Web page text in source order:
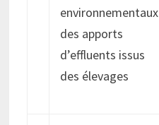
environnementaux
des apports
d’effluents issus
des élevages